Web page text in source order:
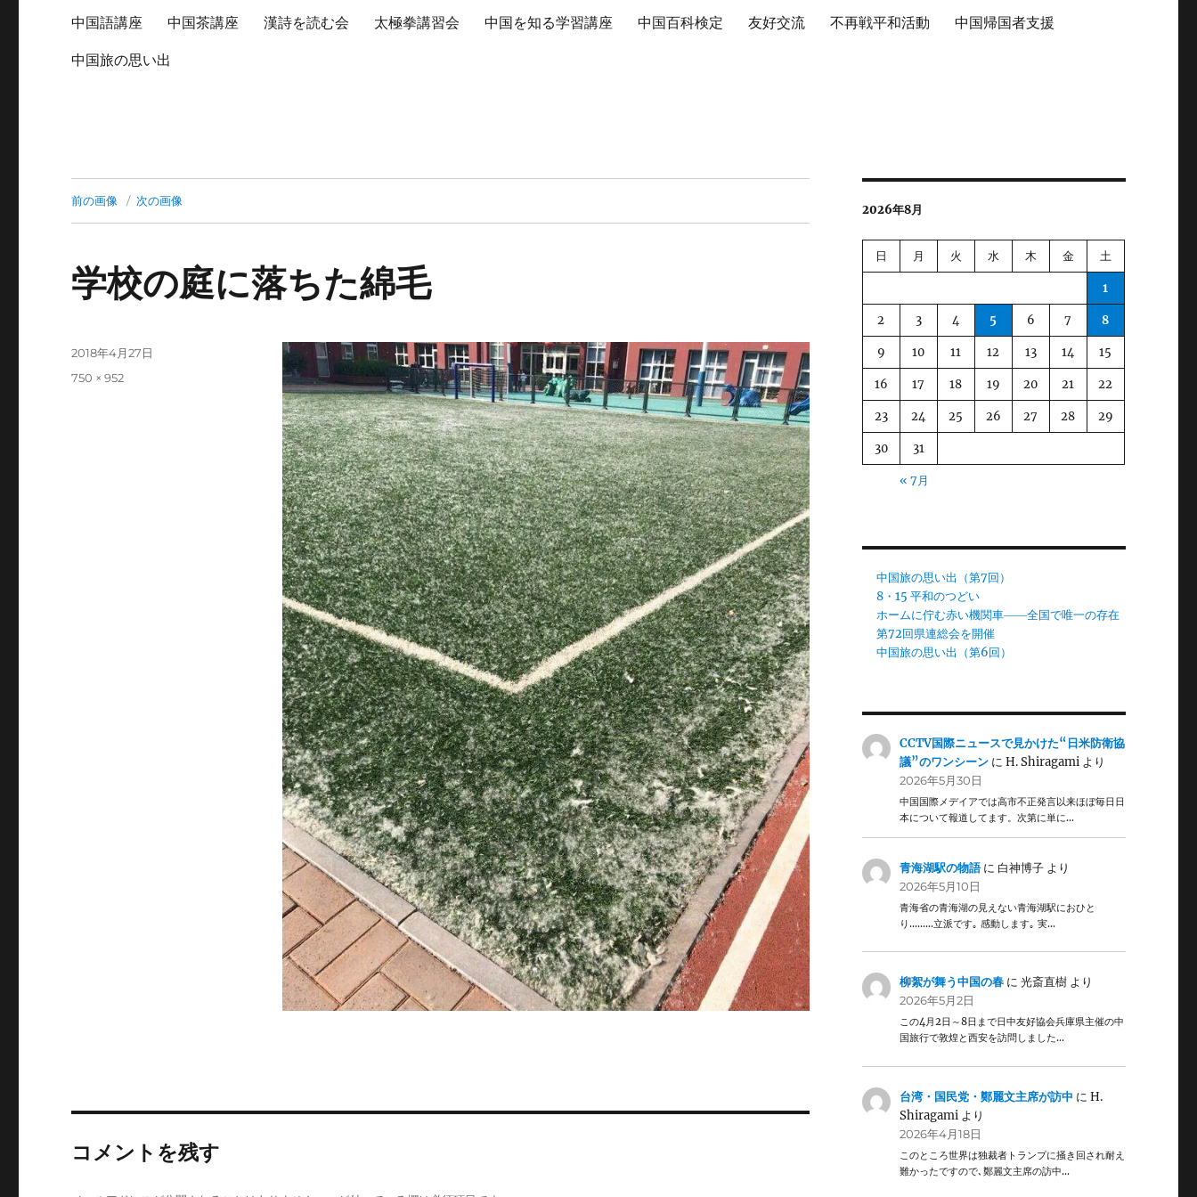
中国語講座 中国茶講座 漢詩を読む会 太極拳講習会 中国を知る学習講座 中国百科検定 友好交流 不再戦平和活動 中国帰国者支援
中国旅の思い出
前の画像 次の画像
学校の庭に落ちた綿毛
投
2018年4月27日
フ
750 × 952
コメントを残す
2026年8月
日 月 火 水 木 金 土
1
2 3 4 5 6 7 8
9 10 11 12 13 14 15
16 17 18 19 20 21 22
23 24 25 26 27 28 29
30 31
« 7月
中国旅の思い出（第7回）
8・15 平和のつどい
ホームに佇む赤い機関車――全国で唯一の存在
第72回県連総会を開催
中国旅の思い出（第6回）
CCTV国際ニュースで見かけた“日米防衛協
議”のワンシーン にH. Shiragami より
2026年5月30日
中国国際メデイアでは高市不正発言以来ほぼ毎日日
本について報道してます。次第に単に…
青海湖駅の物語に 白神博子 より
2026年5月10日
青海省の青海湖の見えない青海湖駅におひと
り………立派です｡ 感動します｡ 実…
柳絮が舞う中国の春 に光斎直樹 より
2026年5月2日
この4月2日～8日まで日中友好協会兵庫県主催の中
国旅行で敦煌と西安を訪問しました…
台湾・国民党・鄭麗文主席が訪中 にH.
Shiragami より
2026年4月18日
このところ世界は独裁者トランプに掻き回され耐え
難かったですので､鄭麗文主席の訪中…